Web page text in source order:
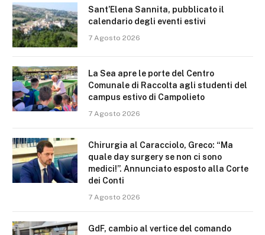
Sant’Elena Sannita, pubblicato il
calendario degli eventi estivi
7 Agosto 2026
La Sea apre le porte del Centro
Comunale di Raccolta agli studenti del
campus estivo di Campolieto
7 Agosto 2026
Chirurgia al Caracciolo, Greco: “Ma
quale day surgery se non ci sono
medici!”. Annunciato esposto alla Corte
dei Conti
7 Agosto 2026
GdF, cambio al vertice del comando